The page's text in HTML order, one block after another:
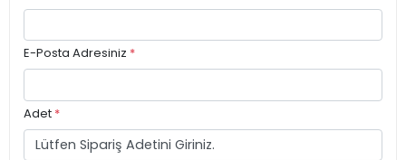
E-Posta Adresiniz *
Adet *